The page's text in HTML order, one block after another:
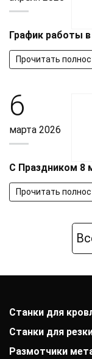
График работы
Прочитать
6
марта 2026
С Праздником 8
Прочитать
Станки для
Станки для
Размотчики